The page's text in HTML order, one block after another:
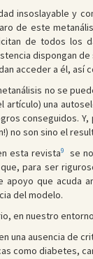
insoslayable y
de este
de todos los
dispongan
acceder a él, así
no se
artículo) una
conseguidos.
no son sino el
esta revista9
se
para ser
apoyo que acuda
del modelo.
en nuestro
una ausencia de
como diabetes,